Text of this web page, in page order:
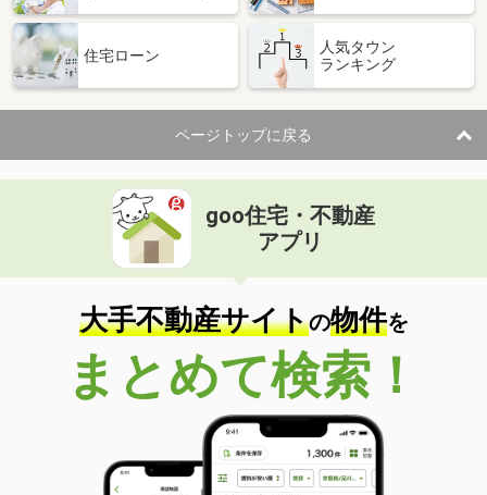
大阪府豊中市上野坂２丁目
価 格
4.50万円
住 所
大阪府豊中市上野坂２丁目
専有面積 21.39m²
大阪府大阪市淀川区西三国１丁目
価 格
住 所
大阪府大阪市淀川区西三国１丁目
間取り
1K
大阪府大阪市西区阿波座１丁目
12.10万円
大阪府大阪市西区阿波座１丁目
専有面積 31.01m²
間取り
1LDK
住宅ローン
人気タウン
ランキング
ページトップに戻る
goo住宅・不動産
アプリ
大手不動産サイトの物件を
まとめて検索！